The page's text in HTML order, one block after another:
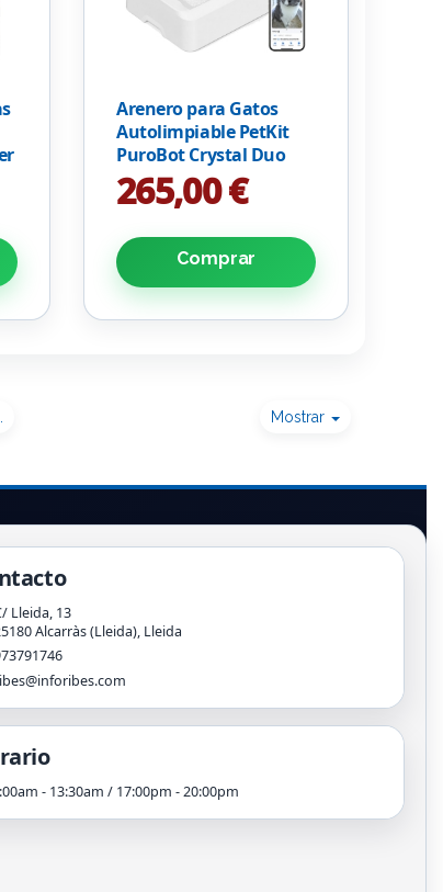
Arenero para Gatos
Autolimpiable PetKit
PuroBot Crystal Duo
con Cubierta/ Control
desde APP/ Blanco
265,00 €
Comprar
Mostrar
Lleida, 13
Alcarràs (Lleida), Lleida
- 13:30am / 17:00pm - 20:00pm